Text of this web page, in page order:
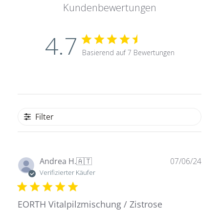
Kundenbewertungen
4.7 Basierend auf 7 Bewertungen
Filter
Andrea H.🇦🇹
Verifizierter Käufer
EORTH Vitalpilzmischung / Zistrose
07/06/24